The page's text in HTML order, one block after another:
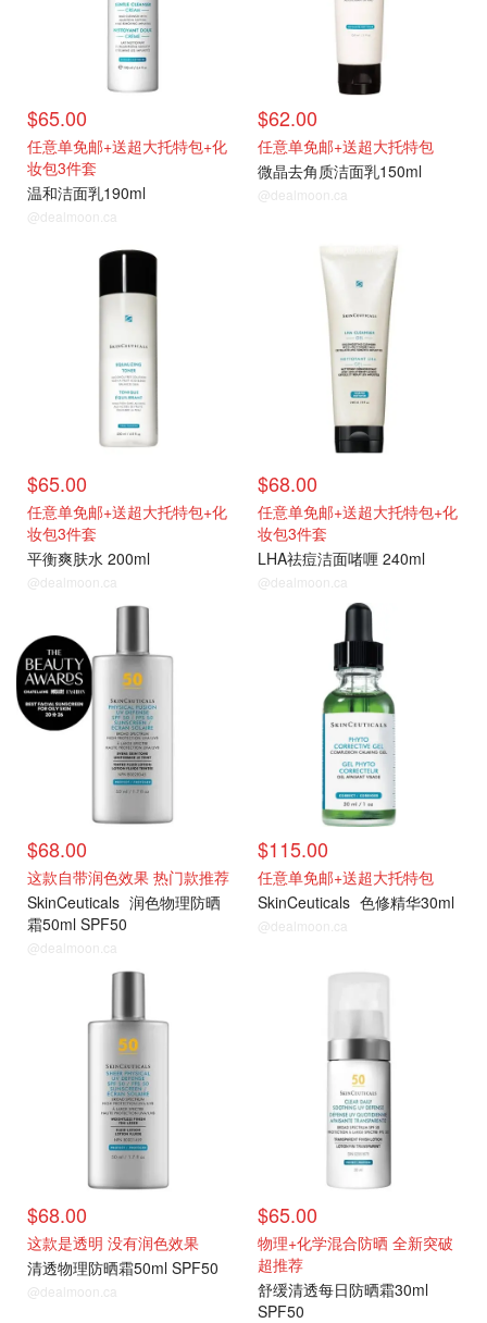
$65.00
任意单免邮+送超大托特包+化
妆包3件套
温和洁面乳190ml
@dealmoon.ca
$62.00
任意单免邮+送超大托特包
微晶去角质洁面乳150ml
@dealmoon.ca
$65.00
任意单免邮+送超大托特包+化
妆包3件套
平衡爽肤水 200ml
@dealmoon.ca
$68.00
任意单免邮+送超大托特包+化
妆包3件套
LHA祛痘洁面啫喱 240ml
@dealmoon.ca
$68.00
这款自带润色效果 热门款推荐
SkinCeuticals 润色物理防晒
霜50ml SPF50
@dealmoon.ca
$115.00
任意单免邮+送超大托特包
SkinCeuticals 色修精华30ml
@dealmoon.ca
$68.00
这款是透明 没有润色效果
清透物理防晒霜50ml SPF50
@dealmoon.ca
$65.00
物理+化学混合防晒 全新突破
超推荐
舒缓清透每日防晒霜30ml
SPF50